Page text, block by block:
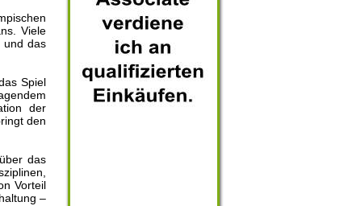
Viele
und das
Spiel
der
den
das
Vorteil
–